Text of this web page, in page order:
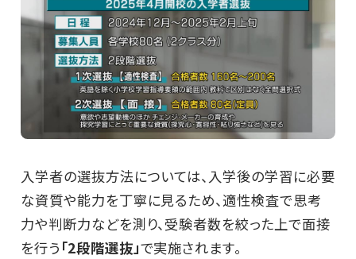
入学者の選抜方法については、入学後の学習に必要
な資質や能力を丁寧に見るため、適性検査で思考
力や判断力などを測り、受験者数を絞った上で面接
を行う 「2段階選抜」で実施されます。